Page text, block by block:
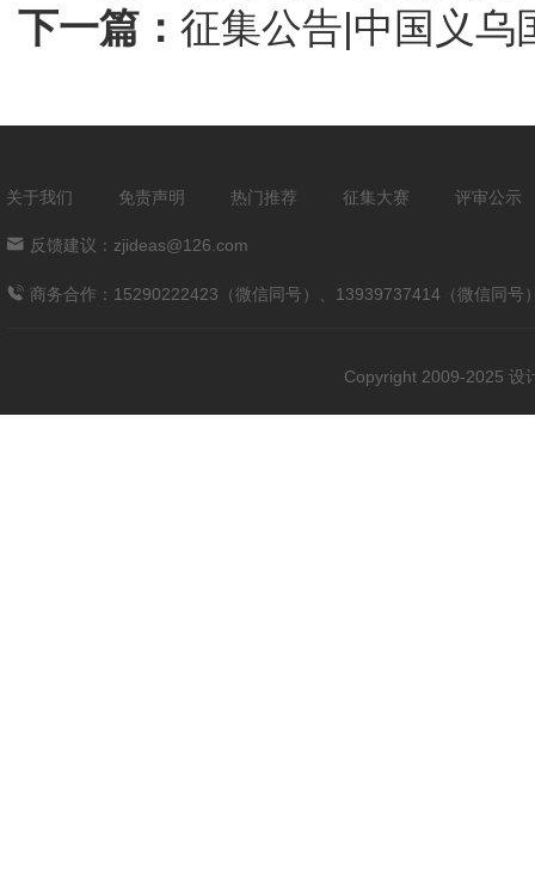
下一篇： 征集公告|中国义乌
关于我们 免责声明 热门推荐 征集大赛 评审公示
反馈建议：zjideas@126.com
商务合作：15290222423（微信同号）、13939737414（微信同号
Copyright 2009-2025 设